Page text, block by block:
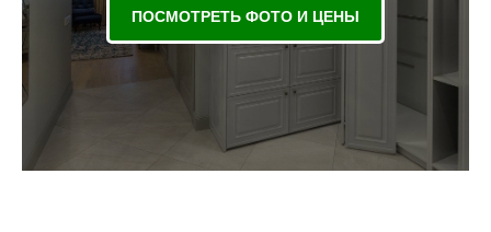
ПОСМОТРЕТЬ ФОТО И ЦЕНЫ